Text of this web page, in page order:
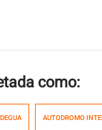
como:
AUTODROMO